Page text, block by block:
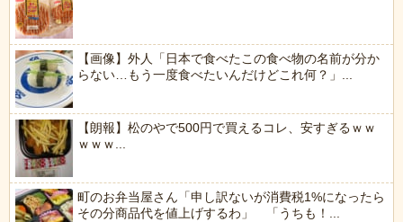
【画像】外人「日本で食べたこの食べ物の名前が分か
らない…もう一度食べたいんだけどこれ何？」...
【朗報】松のやで500円で買えるコレ、安すぎるｗｗ
ｗｗｗ...
町のお弁当屋さん「申し訳ないが消費税1%になったら
その分商品代を値上げするわ」 「うちも！...